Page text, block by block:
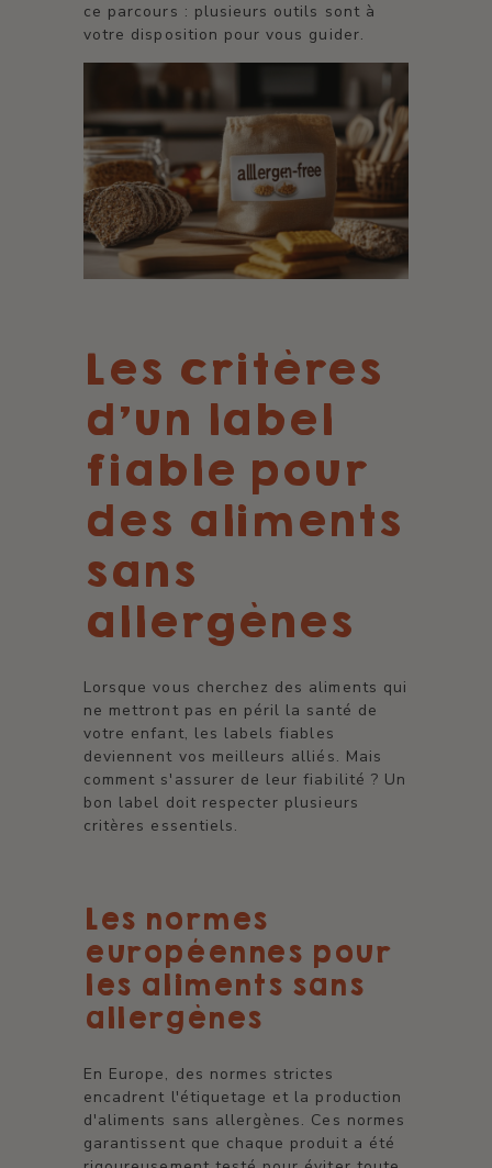
ce parcours : plusieurs outils sont à
votre disposition pour vous guider.
Les critères
d'un label
fiable pour
des aliments
sans
allergènes
Lorsque vous cherchez des aliments qui
ne mettront pas en péril la santé de
votre enfant, les labels fiables
deviennent vos meilleurs alliés. Mais
comment s'assurer de leur fiabilité ? Un
bon label doit respecter plusieurs
critères essentiels.
Les normes
européennes pour
les aliments sans
allergènes
En Europe, des normes strictes
encadrent l'étiquetage et la production
d'aliments sans allergènes. Ces normes
garantissent que chaque produit a été